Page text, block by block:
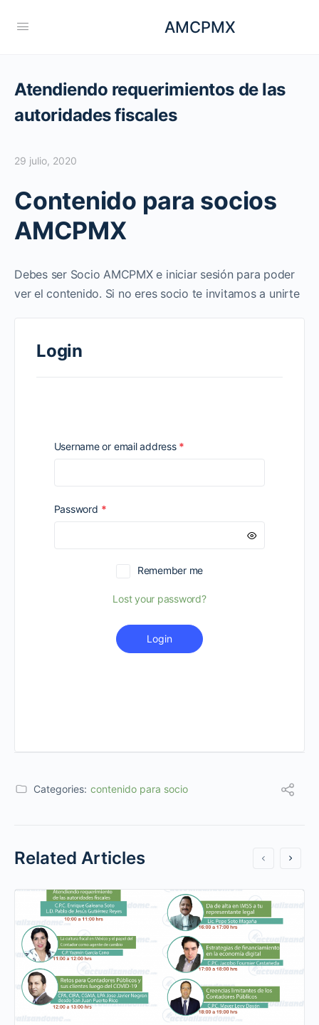
AMCPMX
Atendiendo requerimientos de las
autoridades fiscales
29 julio, 2020
Contenido para socios
AMCPMX
Debes ser Socio AMCPMX e iniciar sesión para poder
ver el contenido. Si no eres socio te invitamos a unirte
Login
Username or email address *
Password *Required
Remember me
Lost your password?
Login
Categories: contenido para socio
Related Articles